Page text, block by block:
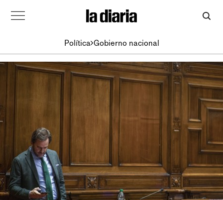
Política Gobierno nacional